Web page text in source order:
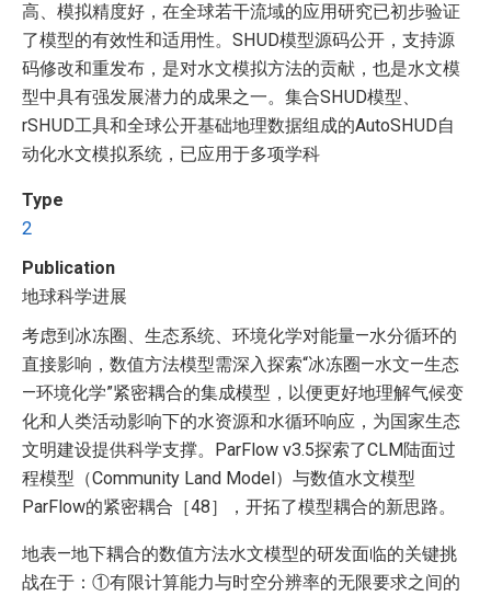
高、模拟精度好，在全球若干流域的应用研究已初步验证
了模型的有效性和适用性。SHUD模型源码公开，支持源
码修改和重发布，是对水文模拟方法的贡献，也是水文模
型中具有强发展潜力的成果之一。集合SHUD模型、
rSHUD工具和全球公开基础地理数据组成的AutoSHUD自
动化水文模拟系统，已应用于多项学科
Type
2
Publication
地球科学进展
考虑到冰冻圈、生态系统、环境化学对能量—水分循环的
直接影响，数值方法模型需深入探索“冰冻圈—水文—生态
—环境化学”紧密耦合的集成模型，以便更好地理解气候变
化和人类活动影响下的水资源和水循环响应，为国家生态
文明建设提供科学支撑。ParFlow v3.5探索了CLM陆面过
程模型（Community Land Model）与数值水文模型
ParFlow的紧密耦合［48］，开拓了模型耦合的新思路。
地表—地下耦合的数值方法水文模型的研发面临的关键挑
战在于：①有限计算能力与时空分辨率的无限要求之间的